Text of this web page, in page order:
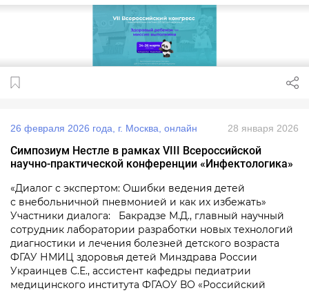
26 февраля 2026 года, г. Москва, онлайн 28 января 2026
Симпозиум Нестле в рамках VIII Всероссийской
научно‑практической конференции «Инфектологика»
«Диалог с экспертом: Ошибки ведения детей
с внебольничной пневмонией и как их избежать»
Участники диалога: Бакрадзе М.Д., главный научный
сотрудник лаборатории разработки новых технологий
диагностики и лечения болезней детского возраста
ФГАУ НМИЦ здоровья детей Минздрава России
Украинцев С.Е., ассистент кафедры педиатрии
медицинского института ФГАОУ ВО «Российский